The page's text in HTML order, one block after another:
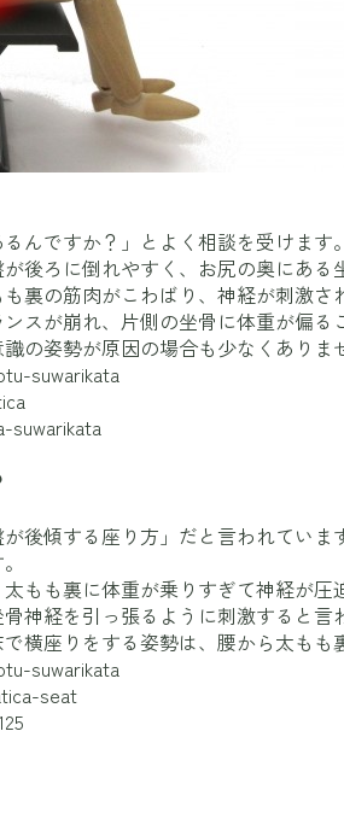
んですか？」とよく相談を受けま
後ろに倒れやすく、お尻の奥にあ
裏の筋肉がこわばり、神経が刺激さ
スが崩れ、片側の坐骨に体重が偏
の姿勢が原因の場合も少なくありま
suwarikata
後傾する座り方」だと言われてい
もも裏に体重が乗りすぎて神経が
神経を引っ張るように刺激すると言
横座りをする姿勢は、腰から太も
suwarikata
seat